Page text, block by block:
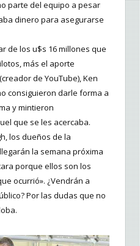
parte del equipo a pesar
dinero para asegurarse
de los u$s 16 millones que
más el aporte
(creador de YouTube), Ken
consiguieron darle forma a
y mintieron
que se les acercaba.
los dueños de la
la semana próxima
porque ellos son los
ocurrió». ¿Vendrán a
Por las dudas que no